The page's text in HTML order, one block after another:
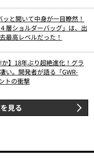
ッと開いて中身が一目瞭然！
層ショルダーバッグ」は、出
最高レベルだった！
か】18年ぶり超絶進化！グラ
い。開発者が語る「GWR-
トの衝撃
見る